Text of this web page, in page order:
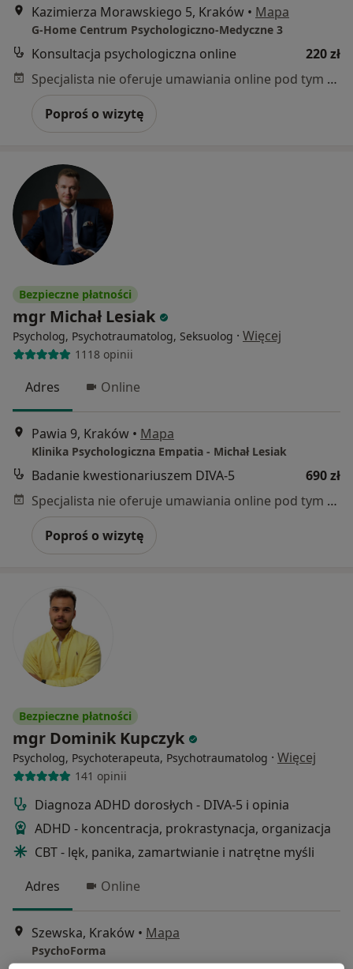
Kazimierza Morawskiego 5, Kraków • Mapa
G-Home Centrum Psychologiczno-Medyczne 3
Konsultacja psychologiczna online
220 zł
Specjalista nie oferuje umawiania online pod tym adresem.
Poproś o wizytę
Bezpieczne płatności
mgr Michał Lesiak
Psycholog, Psychotraumatolog, Seksuolog · Więcej
1118 opinii
Adres Online
Pawia 9, Kraków • Mapa
Klinika Psychologiczna Empatia - Michał Lesiak
Badanie kwestionariuszem DIVA-5
690 zł
Specjalista nie oferuje umawiania online pod tym adresem.
Poproś o wizytę
Bezpieczne płatności
mgr Dominik Kupczyk
Psycholog, Psychoterapeuta, Psychotraumatolog · Więcej
141 opinii
Diagnoza ADHD dorosłych - DIVA-5 i opinia
ADHD - koncentracja, prokrastynacja, organizacja
CBT - lęk, panika, zamartwianie i natrętne myśli
Adres
Online
Szewska, Kraków • Mapa
PsychoForma